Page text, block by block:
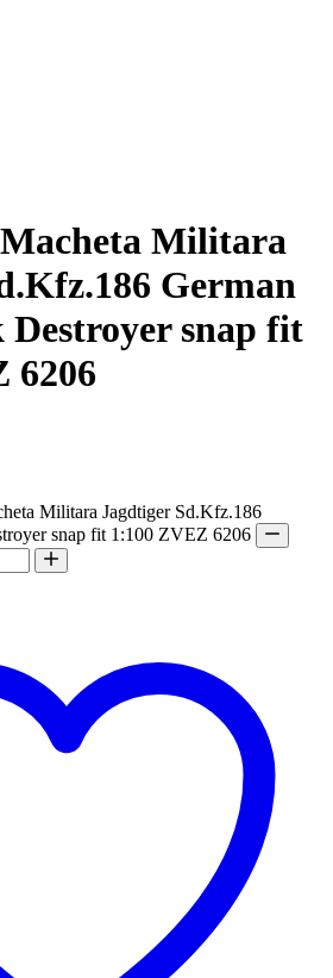
Militara
German
Destroyer snap fit
6206
Militara Jagdtiger Sd.Kfz.186
snap fit 1:100 ZVEZ 6206